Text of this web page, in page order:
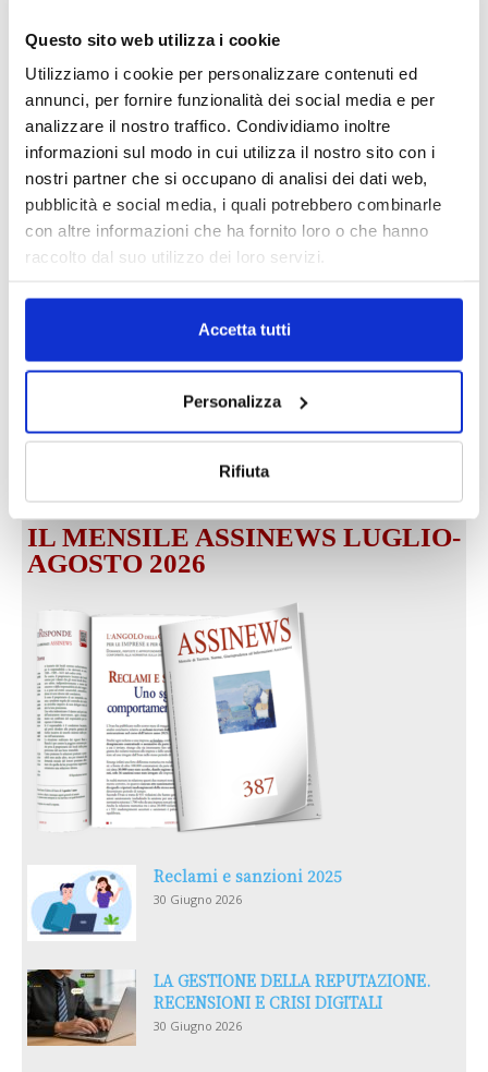
Questo sito web utilizza i cookie
Utilizziamo i cookie per personalizzare contenuti ed
annunci, per fornire funzionalità dei social media e per
analizzare il nostro traffico. Condividiamo inoltre
informazioni sul modo in cui utilizza il nostro sito con i
nostri partner che si occupano di analisi dei dati web,
pubblicità e social media, i quali potrebbero combinarle
con altre informazioni che ha fornito loro o che hanno
raccolto dal suo utilizzo dei loro servizi.
Accetta tutti
Personalizza
Rifiuta
DALLE AZIENDE Notizie sponsorizzate
Prima Assicurazioni: grande
intermediari partner 2026
1 Luglio 2026
MAGNIFICA HUMANITAS (l’impatto
IL MENSILE ASSINEWS LUGLIO-
AGOSTO 2026
Reclami e sanzioni 2025
30 Giugno 2026
LA GESTIONE DELLA REPUTAZIONE.
RECENSIONI E CRISI DIGITALI
30 Giugno 2026